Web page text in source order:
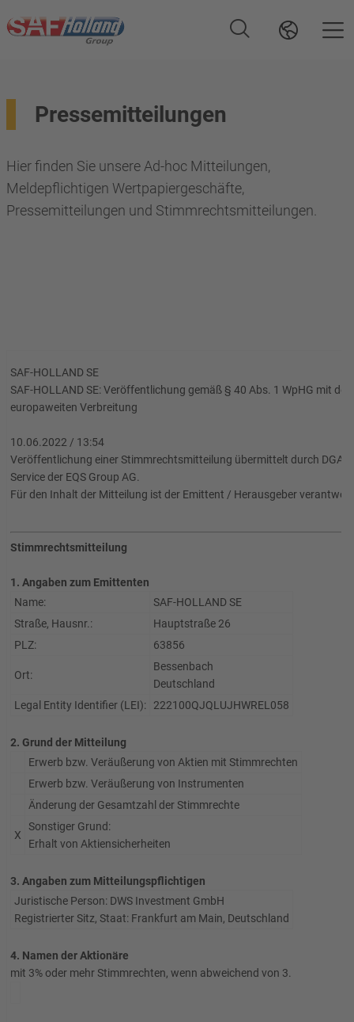
Pressemitteilungen
Hier finden Sie unsere Ad-hoc Mitteilungen,
Meldepflichtigen Wertpapiergeschäfte,
Pressemitteilungen und Stimmrechtsmitteilungen.
SAF-HOLLAND SE
SAF-HOLLAND SE: Veröffentlichung gemäß § 40 Abs. 1 WpHG mit
europaweiten Verbreitung
10.06.2022 / 13:54
Veröffentlichung einer Stimmrechtsmitteilung übermittelt durch DGAP
Service der EQS Group AG.
Für den Inhalt der Mitteilung ist der Emittent / Herausgeber
Stimmrechtsmitteilung
1. Angaben zum Emittenten
Name:
SAF-HOLLAND SE
Straße, Hausnr.:
Hauptstraße 26
PLZ:
63856
Ort:
Bessenbach
Deutschland
Legal Entity Identifier (LEI):
222100QJQLUJHWREL058
2. Grund der Mitteilung
Erwerb bzw. Veräußerung von Aktien mit Stimmrechten
Erwerb bzw. Veräußerung von Instrumenten
Änderung der Gesamtzahl der Stimmrechte
X
Sonstiger Grund:
Erhalt von Aktiensicherheiten
3. Angaben zum Mitteilungspflichtigen
Juristische Person: DWS Investment GmbH
Registrierter Sitz, Staat: Frankfurt am Main, Deutschland
4. Namen der Aktionäre
mit 3% oder mehr Stimmrechten, wenn abweichend von 3.